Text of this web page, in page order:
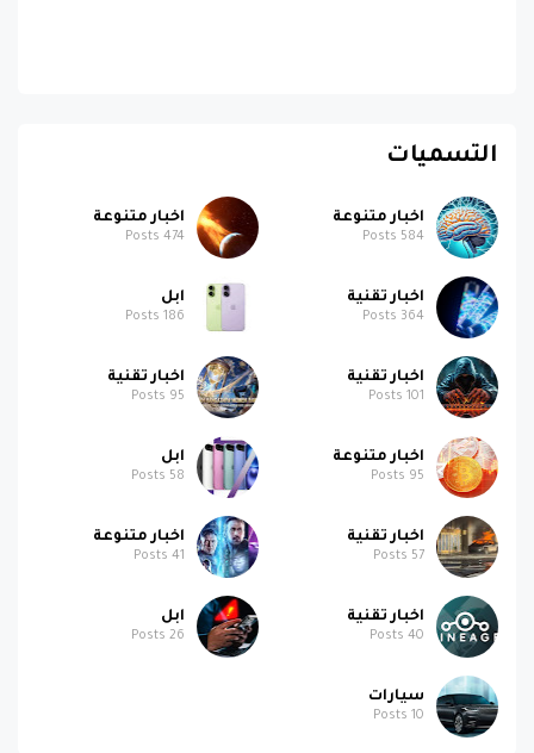
التسميات
اخبار متنوعة
584
اخبار متنوعة
474
اخبار تقنية
364
ابل
186
اخبار تقنية
101
اخبار تقنية
95
اخبار متنوعة
95
ابل
58
اخبار تقنية
57
اخبار متنوعة
41
اخبار تقنية
40
ابل
26
سيارات
10